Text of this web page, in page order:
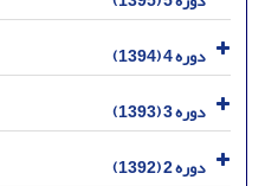
دوره 4 (1394)
دوره 3 (1393)
دوره 2 (1392)